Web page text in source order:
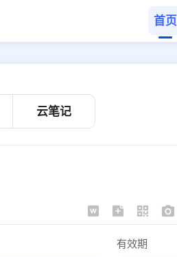
首页
云笔记
有效期